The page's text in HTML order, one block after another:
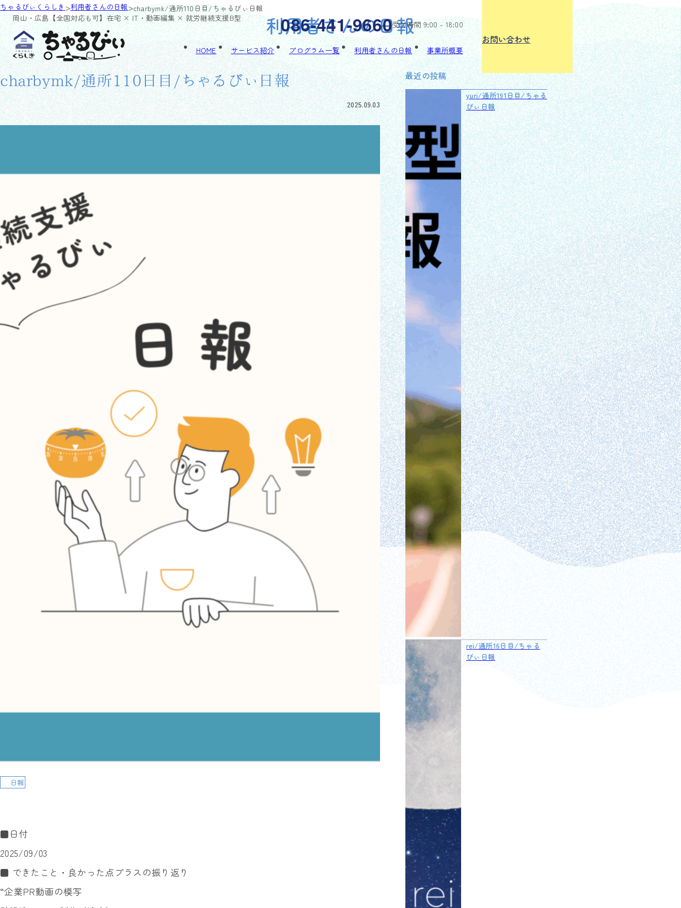
岡山・広島【全国対応も可】在宅 × IT・動画編集 × 就労継続支援B型 086-441-9660受付時間 9:00 - 18:00
HOME サービス紹介 プログラム一覧 利用者さんの日報 事業所概要
お問い合わせ
ちゃるびぃくらしき>利用者さんの日報>charbymk/通所110日目/ちゃるびぃ日報
利用者さんの日報
charbymk/通所110日目/ちゃるびぃ日報
2025.09.03
日報
■日付
2025/09/03
■ できたこと・良かった点プラスの振り返り
“企業PR動画の模写
最近の投稿
yuri/通所191日目/ちゃる
びぃ日報
rei/通所16日目/ちゃる
びぃ日報